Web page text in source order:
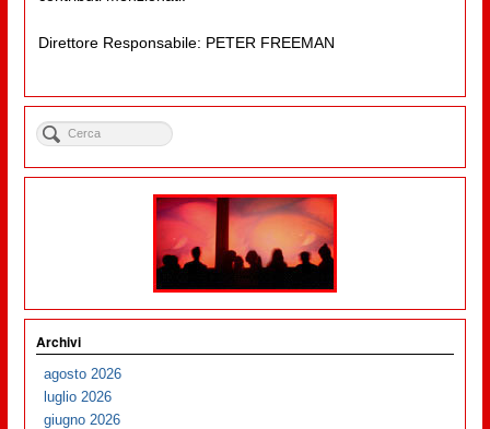
Direttore Responsabile: PETER FREEMAN
Archivi
agosto 2026
luglio 2026
giugno 2026